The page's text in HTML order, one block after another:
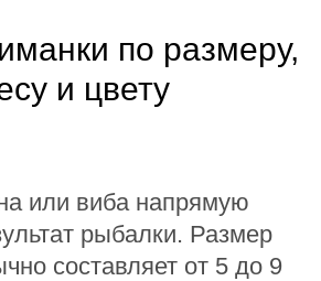
по размеру,
и цвету
или виба напрямую
рыбалки. Размер
составляет от 5 до 9